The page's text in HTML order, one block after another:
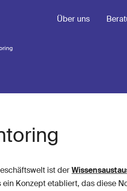
Über uns
ist der
ein Konzept etabliert, das diese